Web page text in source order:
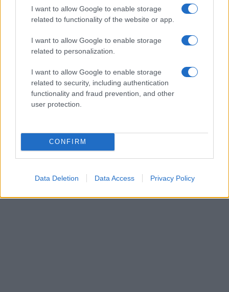
I want to allow Google to enable storage
related to functionality of the website or app.
I want to allow Google to enable storage
related to personalization.
I want to allow Google to enable storage
related to security, including authentication
functionality and fraud prevention, and other
user protection.
CONFIRM
Data Deletion Data Access Privacy Policy
ΠΑΡΟΜΟΙΑ ΑΡΘΡΑ ΠΕΡΙΣΣΟΤΕΡΑ ΑΠΟ ΤΟΝ ΔΗΜΙΟΥΡΓΟ
εκλεκτικό στιλ με γήινες
αποχρώσεις στη διακόσμηση
Ταψί γλυκό με βανίλια και τραγανή
κρούστα
κάνουν τον χώρο πιο όμορφο και πιο
«δικό σας»